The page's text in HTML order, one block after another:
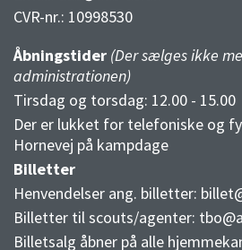
CVR-nr.: 10998530
Åbningstider (Der sælges ikke
administrationen)
Tirsdag og torsdag: 12.00 - 15.00
Der er lukket for telefoniske og
Hornevej på kampdage
Billetter
Henvendelser ang. billetter:
Billetter til scouts/agenter:
Billetsalg åbner på alle